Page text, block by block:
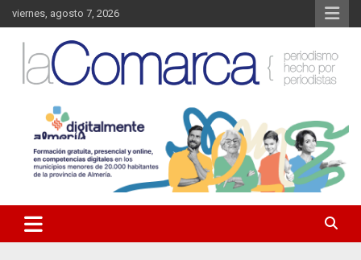
Saltar
al
contenido
viernes, agosto 7, 2026
La Comarca – Noticias del
Almanzora
Almanzora y sus localidades.